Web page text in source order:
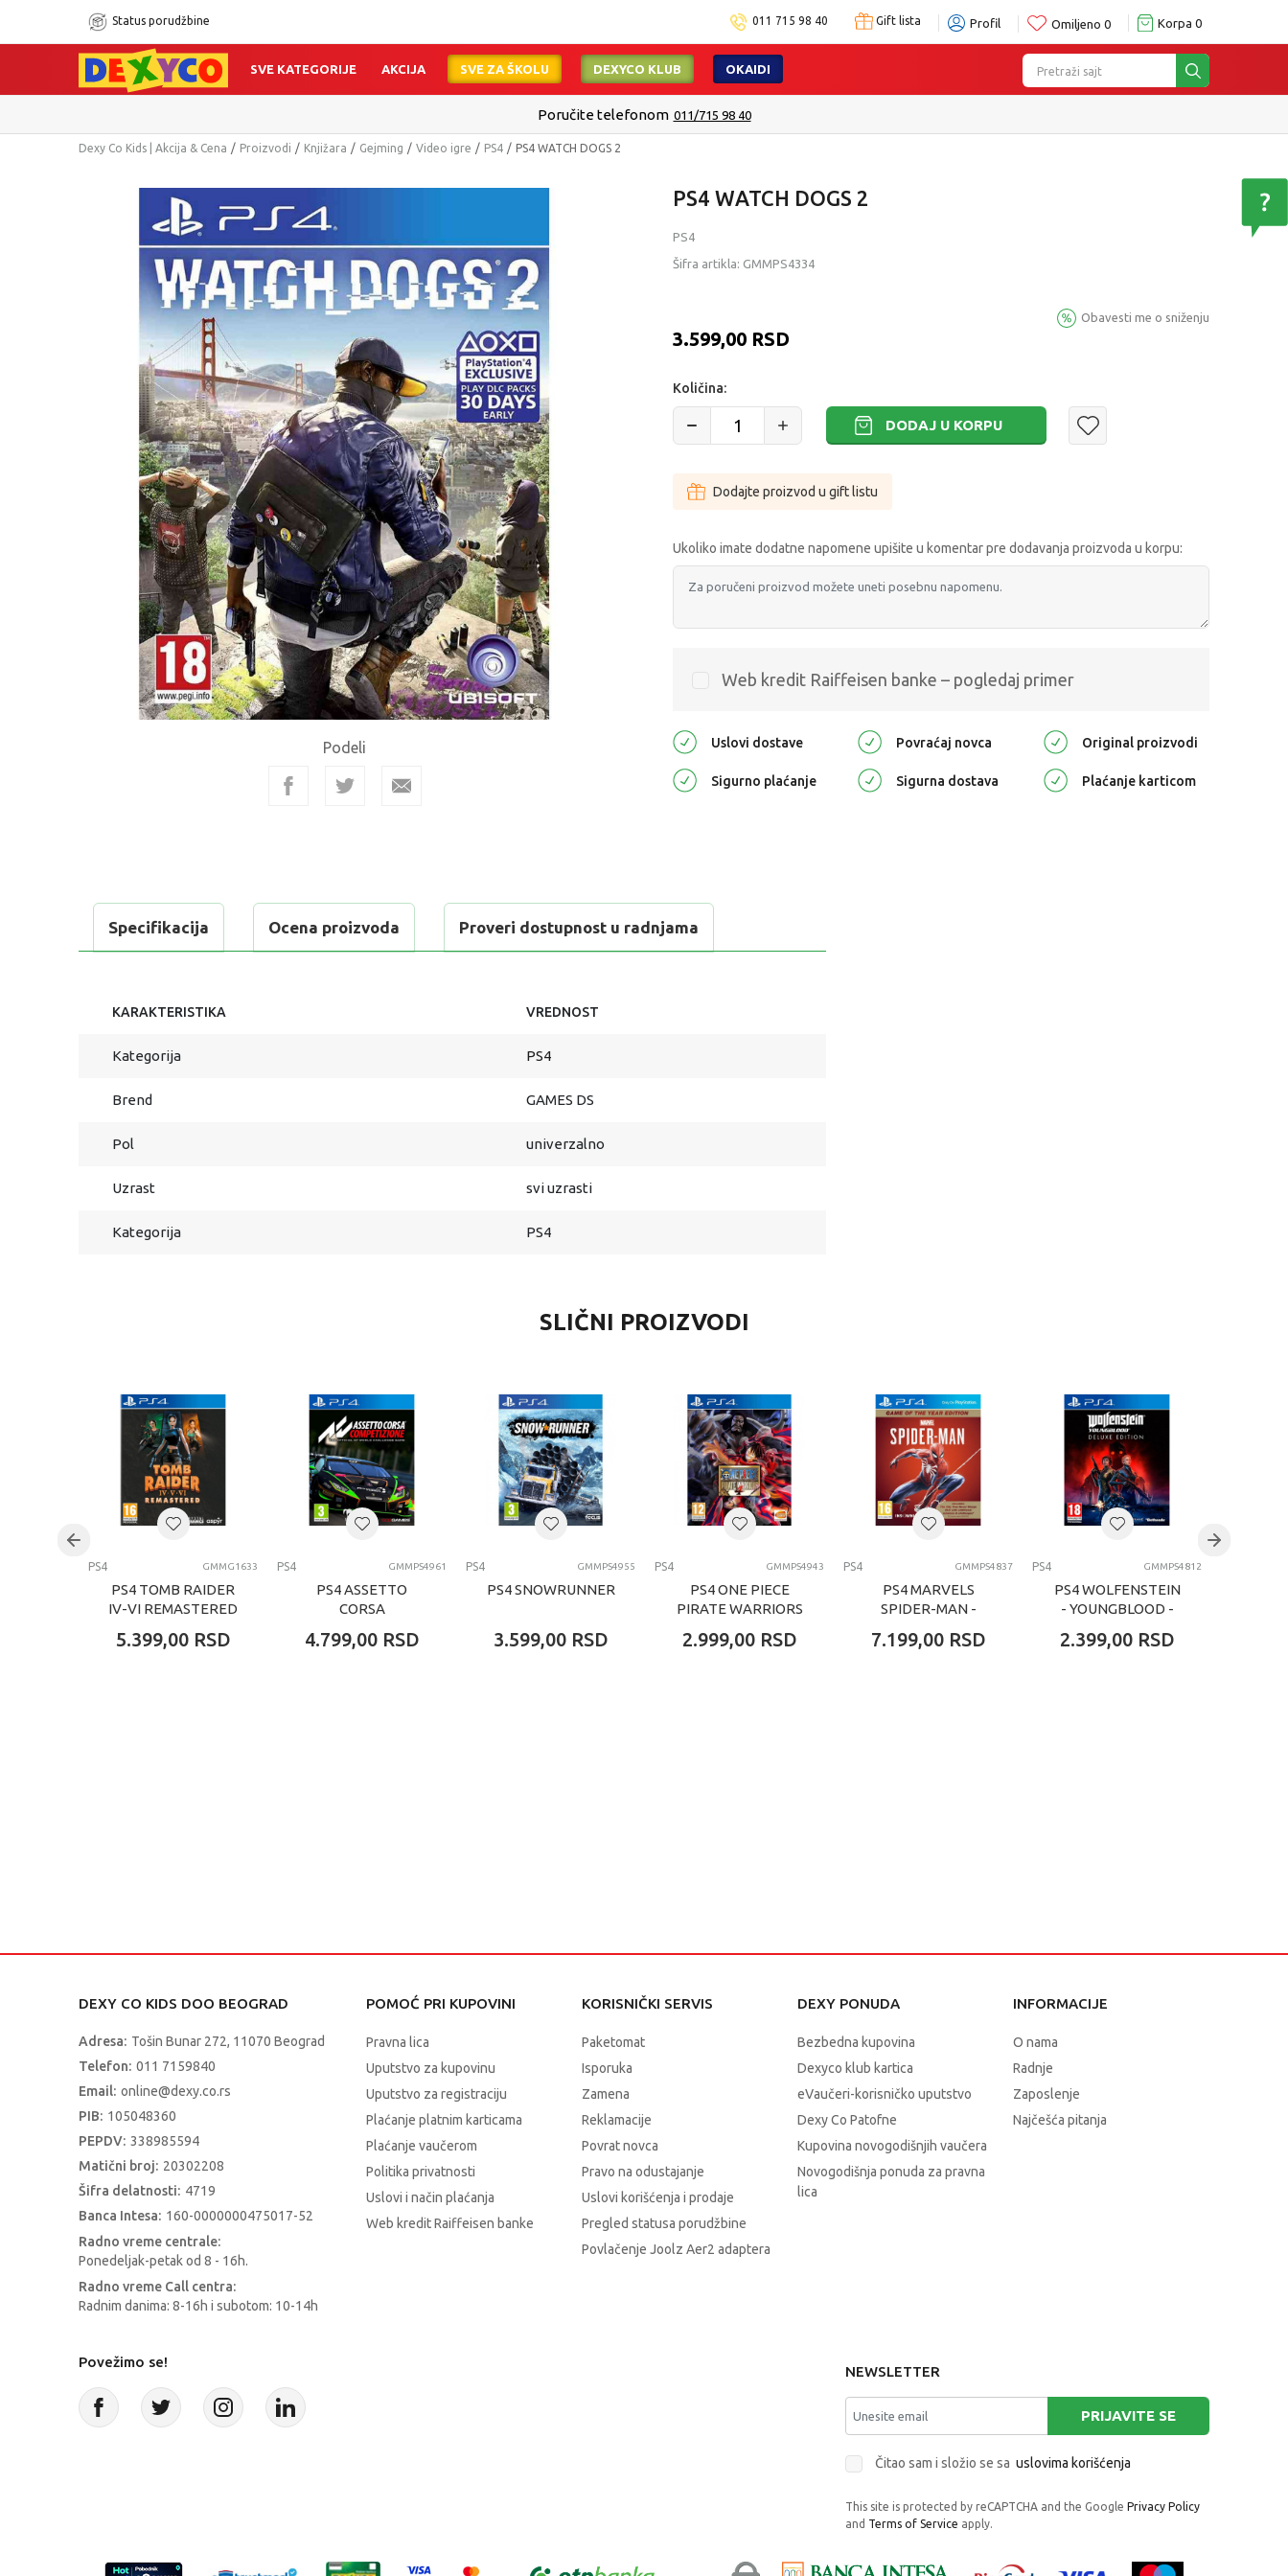
Status porudžbine 011 715 98 40 Gift lista Profil Omiljeno 0 Korpa 0
Pretraži sajt
SVE KATEGORIJE AKCIJA SVE ZA ŠKOLU DEXYCO KLUB OKAIDI
Poručite telefonom 011/715 98 40
Dexy Co Kids | Akcija & Cena Proizvodi Knjižara Gejming Video igre PS4 PS4 WATCH DOGS 2
Podeli
PS4 WATCH DOGS 2
PS4
Šifra artikla: GMMPS4334
3.599,00 RSD
Obavesti me o sniženju
Količina:
DODAJ U KORPU
Dodajte proizvod u gift listu
Ukoliko imate dodatne napomene upišite u komentar pre dodavanja proizvoda u korpu:
Web kredit Raiffeisen banke – pogledaj primer
Uslovi dostave Povraćaj novca Original proizvodi
Sigurno plaćanje Sigurna dostava Plaćanje karticom
Specifikacija Ocena proizvoda Proveri dostupnost u radnjama
KARAKTERISTIKA VREDNOST
Kategorija PS4
Brend GAMES DS
Pol univerzalno
Uzrast svi uzrasti
Kategorija PS4
SLIČNI PROIZVODI
PS4 GMMG1633
PS4 TOMB RAIDER
IV-VI REMASTERED
CROFT
5.399,00 RSD
PS4 GMMPS4961
PS4 ASSETTO
CORSA
4.799,00 RSD
PS4 GMMPS4955
PS4 SNOWRUNNER
3.599,00 RSD
PS4 GMMPS4943
PS4 ONE PIECE
PIRATE WARRIORS
2.999,00 RSD
PS4 GMMPS4837
PS4 MARVELS
SPIDER-MAN -
EDITION
7.199,00 RSD
PS4 GMMPS4812
PS4 WOLFENSTEIN
- YOUNGBLOOD -
2.399,00 RSD
DEXY CO KIDS DOO BEOGRAD
Adresa: Tošin Bunar 272, 11070 Beograd
Telefon: 011 7159840
Email: online@dexy.co.rs
PIB: 105048360
PEPDV: 338985594
Matični broj: 20302208
Šifra delatnosti: 4719
Banca Intesa: 160-0000000475017-52
Radno vreme centrale:
Ponedeljak-petak od 8 - 16h.
Radno vreme Call centra:
Radnim danima: 8-16h i subotom: 10-14h
POMOĆ PRI KUPOVINI
Pravna lica
Uputstvo za kupovinu
Uputstvo za registraciju
Plaćanje platnim karticama
Plaćanje vaučerom
Politika privatnosti
Uslovi i način plaćanja
Web kredit Raiffeisen banke
KORISNIČKI SERVIS
Paketomat
Isporuka
Zamena
Reklamacije
Povrat novca
Pravo na odustajanje
Uslovi korišćenja i prodaje
Pregled statusa porudžbine
Povlačenje Joolz Aer2 adaptera
DEXY PONUDA
Bezbedna kupovina
Dexyco klub kartica
eVaučeri-korisničko uputstvo
Dexy Co Patofne
Kupovina novogodišnjih vaučera
Novogodišnja ponuda za pravna
lica
INFORMACIJE
O nama
Radnje
Zaposlenje
Najčešća pitanja
Povežimo se!
NEWSLETTER
PRIJAVITE SE
Čitao sam i složio se sa uslovima korišćenja
This site is protected by reCAPTCHA and the Google Privacy Policy
and Terms of Service apply.